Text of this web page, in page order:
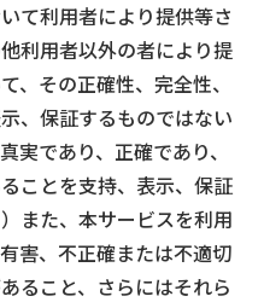
て利用者により提供等さ
利用者以外の者により提
、その正確性、完全性、
、保証するものではない
であり、正確であり、
ことを支持、表示、保証
また、本サービスを利用
害、不正確または不適切
ること、さらにはそれら